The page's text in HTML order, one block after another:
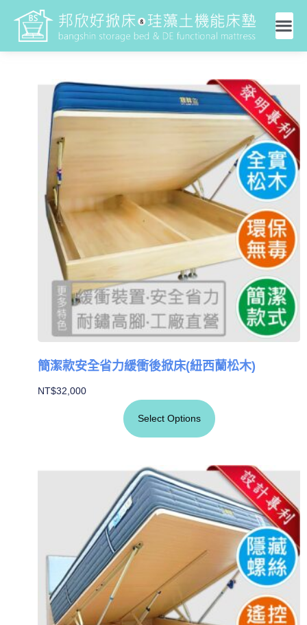
簡潔款安全省力緩衝後掀床(紐西蘭松木)
NT$32,000
Select Options